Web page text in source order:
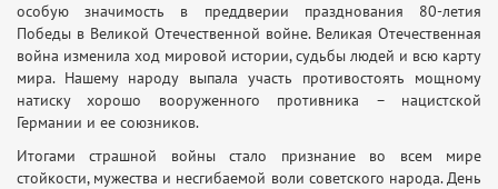
особую значимость в преддверии празднования 80-летия
Победы в Великой Отечественной войне. Великая Отечественная
война изменила ход мировой истории, судьбы людей и всю карту
мира. Нашему народу выпала участь противостоять мощному
натиску хорошо вооруженного противника – нацистской
Германии и ее союзников.
Итогами страшной войны стало признание во всем мире
стойкости, мужества и несгибаемой воли советского народа. День